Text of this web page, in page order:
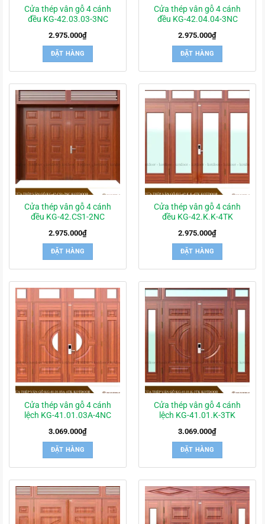
Cửa thép vân gỗ 4 cánh
đều KG-42.03.03-3NC
2.975.000₫
ĐẶT HÀNG
Cửa thép vân gỗ 4 cánh
đều KG-42.04.04-3NC
2.975.000₫
ĐẶT HÀNG
Cửa thép vân gỗ 4 cánh
đều KG-42.CS1-2NC
2.975.000₫
ĐẶT HÀNG
Cửa thép vân gỗ 4 cánh
đều KG-42.K.K-4TK
2.975.000₫
ĐẶT HÀNG
Cửa thép vân gỗ 4 cánh
lệch KG-41.01.03A-4NC
3.069.000₫
ĐẶT HÀNG
Cửa thép vân gỗ 4 cánh
lệch KG-41.01.K-3TK
3.069.000₫
ĐẶT HÀNG